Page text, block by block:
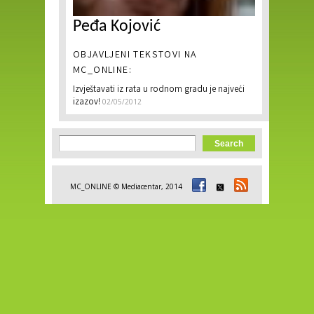
Peđa Kojović
OBJAVLJENI TEKSTOVI NA
MC_ONLINE:
Izvještavati iz rata u rodnom gradu je najveći
izazov! 02/05/2012
Search form
Search
MC_ONLINE © Mediacentar, 2014